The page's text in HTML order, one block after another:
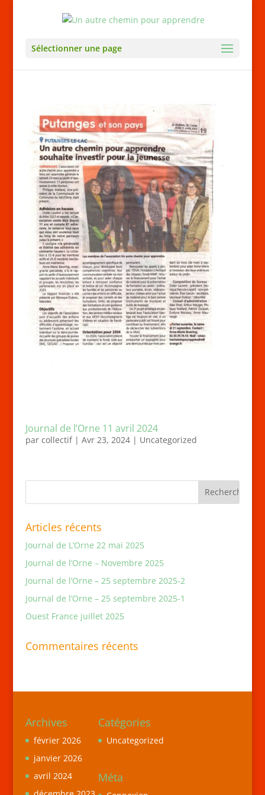
Sélectionner une page
Journal de l’Orne 11 avril 2024
par collectif| Avr 23, 2024| Uncategorized
Articles récents
Journal de L’Orne 22 mai 2025
Journal de l’Orne – Novembre 2025
Journal de l’Orne – 25 septembre 2025-2
Journal de l’Orne – 25 septembre 2025-1
Ouest France juillet 2025
Commentaires récents
Archives
février 2026
janvier 2026
avril 2024
Catégories
Uncategorized
Méta